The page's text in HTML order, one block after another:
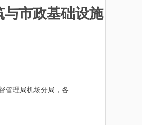
市政基础设施
管理局机场分局，各